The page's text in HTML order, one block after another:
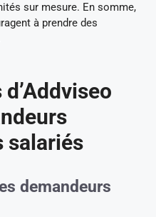
sur mesure. En somme,
à prendre des
salariés
demandeurs